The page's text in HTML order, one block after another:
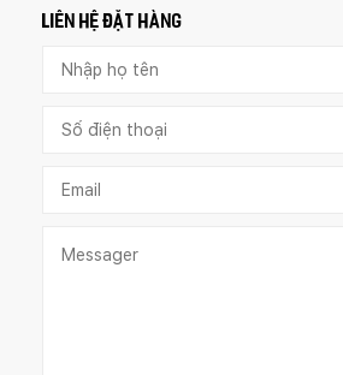
LIÊN HỆ ĐẶT HÀNG